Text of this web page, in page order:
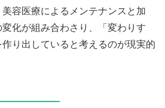
容医療によるメンテナンスと加
化が組み合わさり、「変わりす
り出していると考えるのが現実的